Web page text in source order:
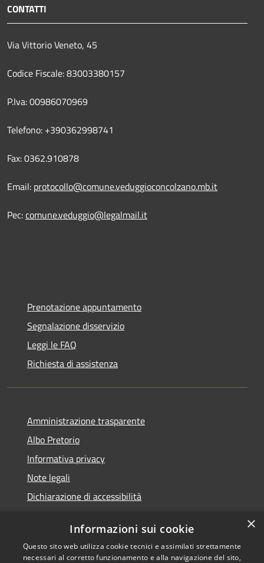
CONTATTI
Via Vittorio Veneto, 45
Codice Fiscale: 83003380157
P.Iva: 00986070969
Telefono: +390362998741
Fax: 0362.910878
Email: protocollo@comune.veduggioconcolzano.mb.it
Pec:comune.veduggio@legalmail.it
Prenotazione appuntamento
Segnalazione disservizio
Leggi le FAQ
Richiesta di assistenza
Amministrazione trasparente
Albo Pretorio
Informativa privacy
Note legali
Dichiarazione di accessibilità
RSS
Copyright © 2026 • Comune di
×
Informazioni sui cookie
Questo sito web utilizza cookie tecnici e assimilati strettamente
necessari al corretto funzionamento e alla navigazione del sito,